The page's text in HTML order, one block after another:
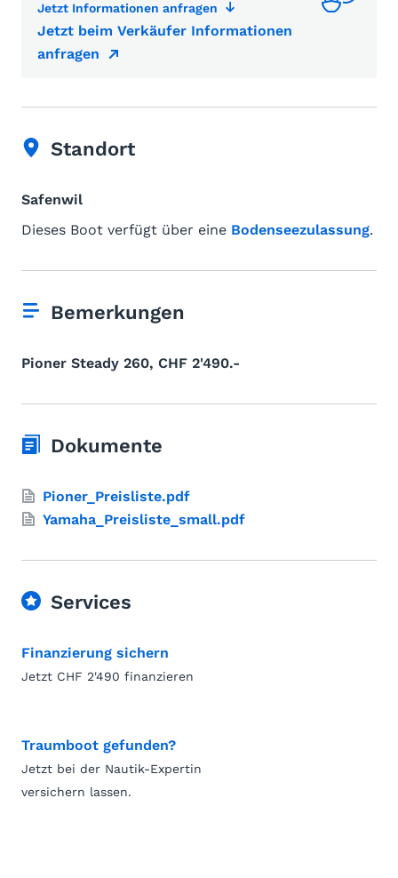
Jetzt Informationen anfragen
Jetzt beim Verkäufer Informationen
anfragen
Standort
Safenwil
Dieses Boot verfügt über eine Bodenseezulassung.
Bemerkungen
Pioner Steady 260, CHF 2'490.-
Dokumente
Pioner_Preisliste.pdf
Yamaha_Preisliste_small.pdf
Services
Finanzierung sichern
Jetzt CHF 2'490 finanzieren
Traumboot gefunden?
Jetzt bei der Nautik-Expertin
versichern lassen.